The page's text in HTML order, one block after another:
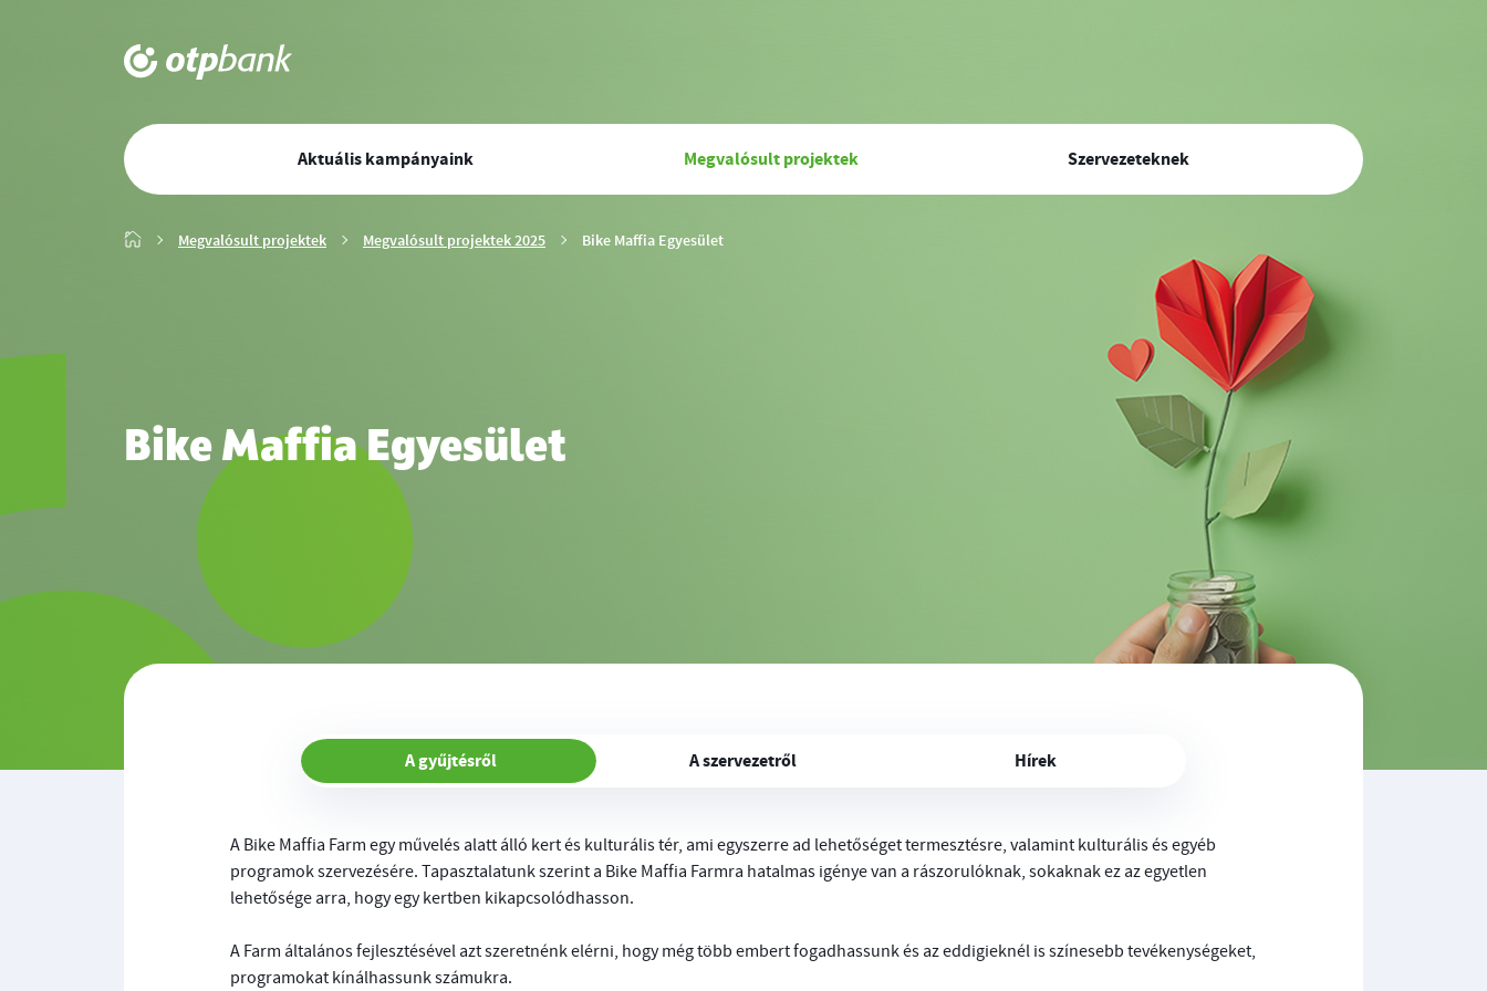
Elsődleges
navigáció
Aktuális kampányaink Megvalósult projektek Szervezeteknek
Megvalósult projektek Megvalósult projektek 2025 Bike Maffia EgyesületÖn
Bike Maffia Egyesület
A gyűjtésről A szervezetről Hírek
A Bike Maffia Farm egy művelés alatt álló kert és kulturális tér, ami egyszerre ad lehetőséget termesztésre, valamint kulturális és egyéb
programok szervezésére. Tapasztalatunk szerint a Bike Maffia Farmra hatalmas igénye van a rászorulóknak, sokaknak ez az egyetlen
lehetősége arra, hogy egy kertben kikapcsolódhasson.
A Farm általános fejlesztésével azt szeretnénk elérni, hogy még több embert fogadhassunk és az eddigieknél is színesebb tevékenységeket,
programokat kínálhassunk számukra.